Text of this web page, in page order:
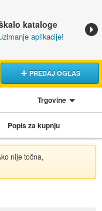
kataloge
aplikacije!
PREDAJ OGLAS
Trgovine
Popis za kupnju
nije točna,